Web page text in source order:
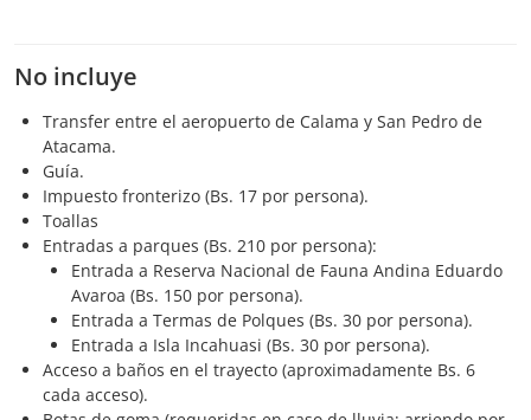
No incluye
Transfer entre el aeropuerto de Calama y San Pedro de
Atacama.
Guía.
Impuesto fronterizo (Bs. 17 por persona).
Toallas
Entradas a parques (Bs. 210 por persona):
Entrada a Reserva Nacional de Fauna Andina Eduardo
Avaroa (Bs. 150 por persona).
Entrada a Termas de Polques (Bs. 30 por persona).
Entrada a Isla Incahuasi (Bs. 30 por persona).
Acceso a baños en el trayecto (aproximadamente Bs. 6
cada acceso).